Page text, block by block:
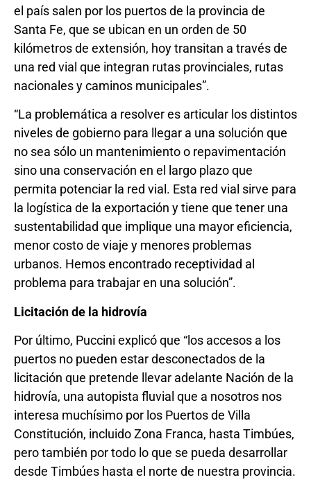
el país salen por los puertos de la provincia de
Santa Fe, que se ubican en un orden de 50
kilómetros de extensión, hoy transitan a través de
una red vial que integran rutas provinciales, rutas
nacionales y caminos municipales”.
“La problemática a resolver es articular los distintos
niveles de gobierno para llegar a una solución que
no sea sólo un mantenimiento o repavimentación
sino una conservación en el largo plazo que
permita potenciar la red vial. Esta red vial sirve para
la logística de la exportación y tiene que tener una
sustentabilidad que implique una mayor eficiencia,
menor costo de viaje y menores problemas
urbanos. Hemos encontrado receptividad al
problema para trabajar en una solución”.
Licitación de la hidrovía
Por último, Puccini explicó que “los accesos a los
puertos no pueden estar desconectados de la
licitación que pretende llevar adelante Nación de la
hidrovía, una autopista fluvial que a nosotros nos
interesa muchísimo por los Puertos de Villa
Constitución, incluido Zona Franca, hasta Timbúes,
pero también por todo lo que se pueda desarrollar
desde Timbúes hasta el norte de nuestra provincia.